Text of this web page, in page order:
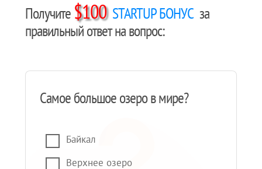
Получите $100 STARTUP БОНУС за
правильный ответ на вопрос:
Самое большое озеро в мире?
Байкал
Верхнее озеро